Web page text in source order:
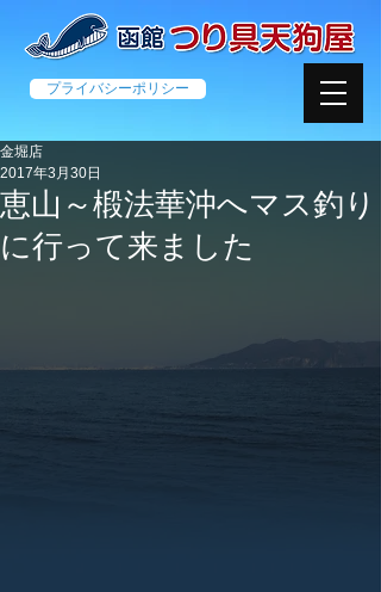
プライバシーポリシー
恵山～椴法華沖へマス釣り
に行って来ました
金堀店
2017年3月30日